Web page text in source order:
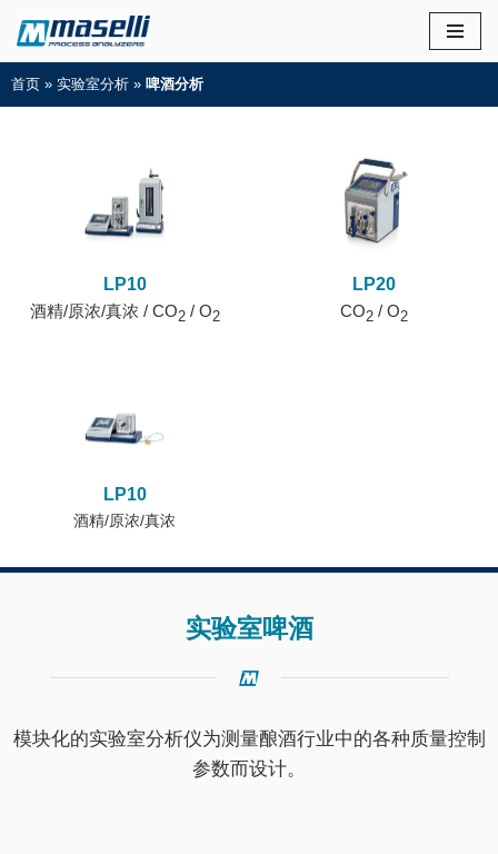
首页 » 实验室分析 » 啤酒分析
LP10
酒精/原浓/真浓 / CO2/ O2
LP20
CO2/ O2
LP10
酒精/原浓/真浓
实验室啤酒
模块化的实验室分析仪为测量酿酒行业中的各种质量控制
参数而设计。